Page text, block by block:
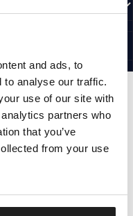
and ads, to
to analyse our traffic.
use of our site with
partners who
that you’ve
from your use
RIGHTS RESERVED.